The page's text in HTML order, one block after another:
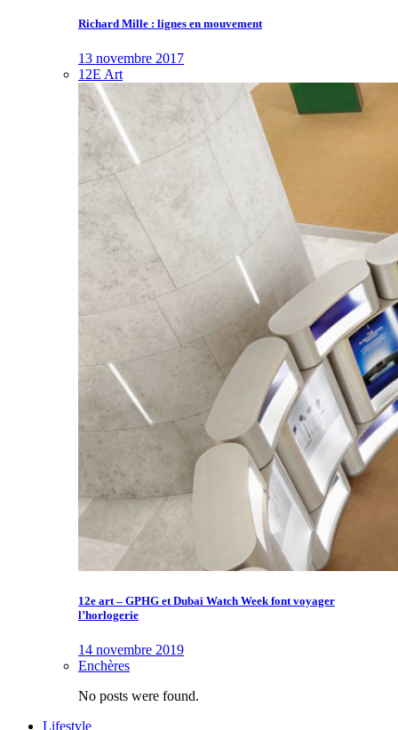
Richard Mille : lignes en mouvement
13 novembre 2017
12E Art
12e art – GPHG et Dubaï Watch Week font voyager
l’horlogerie
14 novembre 2019
Enchères
No posts were found.
Lifestyle